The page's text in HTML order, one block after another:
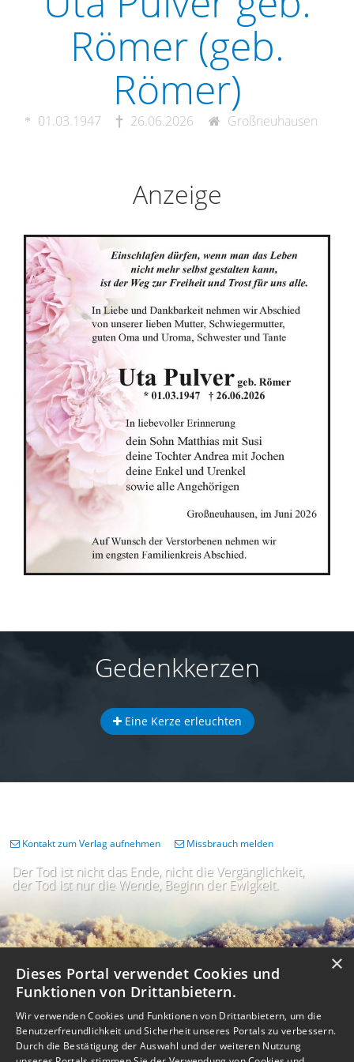
Römer (geb.
Römer)
01.03.1947 26.06.2026 Großneuhausen
Anzeige
Gedenkkerzen
Eine Kerze erleuchten
Der Tod ist nicht das Ende, nicht die Vergänglichkeit,
der Tod ist nur die Wende, Beginn der Ewigkeit.
Kontakt zum Verlag aufnehmen Missbrauch melden
×
Dieses Portal verwendet Cookies und
Funktionen von Drittanbietern.
Wir verwenden Cookies und Funktionen von Drittanbietern, um die
Benutzerfreundlichkeit und Sicherheit unseres Portals zu verbessern.
Durch die Bestätigung der Auswahl und der weiteren Nutzung